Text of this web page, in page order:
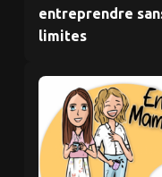
entreprendre
limites